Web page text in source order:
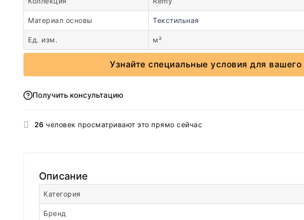
Материал основы Текстильная
Ед. изм. м²
Узнайте специальные условия для вашего
Получить консультацию
26 человек просматривают это прямо сейчас
Описание
Категория
Бренд